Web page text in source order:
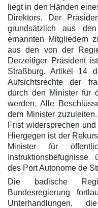
liegt in den Händen
Direktors. Der
grundsätzlich aus
ernannten Mitgliedern
aus den von der
Derzeitiger Präsident
Straßburg. Artikel 14
Aufsichtsrechte der
durch den Minister für
werden. Alle
dem Minister
Frist widersprechen
Hiergegen ist der
Minister für
des Port Autonome de
Die badische
Bundesregierung
Unterhandlungen,